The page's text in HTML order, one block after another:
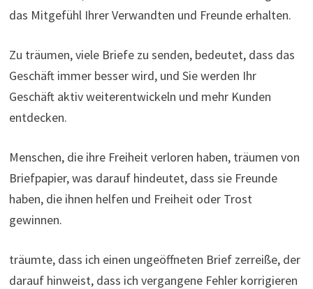
das Mitgefühl Ihrer Verwandten und Freunde erhalten.
Zu träumen, viele Briefe zu senden, bedeutet, dass das
Geschäft immer besser wird, und Sie werden Ihr
Geschäft aktiv weiterentwickeln und mehr Kunden
entdecken.
Menschen, die ihre Freiheit verloren haben, träumen von
Briefpapier, was darauf hindeutet, dass sie Freunde
haben, die ihnen helfen und Freiheit oder Trost
gewinnen.
träumte, dass ich einen ungeöffneten Brief zerreiße, der
darauf hinweist, dass ich vergangene Fehler korrigieren